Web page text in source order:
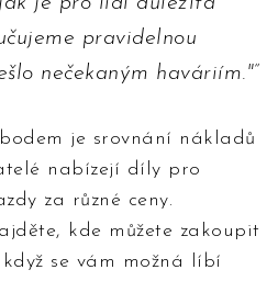
pravidelnou
nečekaným haváriím."
je srovnání nákladů
nabízejí díly pro
za různé ceny.
kde můžete zakoupit
se vám možná líbí